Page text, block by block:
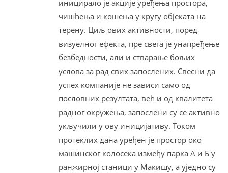
иницирало је акције уређења простора,
чишћења и кошења у кругу објеката на
терену. Циљ ових активности, поред
визуелног ефекта, пре свега је унапређење
безбедности, али и стварање бољих
услова за рад свих запослених. Свесни да
успех компаније не зависи само од
пословних резултата, већ и од квалитета
радног окружења, запослени су се активно
укључили у ову иницијативу. Током
протеклих дана уређен је простор око
машинског колосека између парка А и Б у
ранжирној станици у Макишу, а уједно су